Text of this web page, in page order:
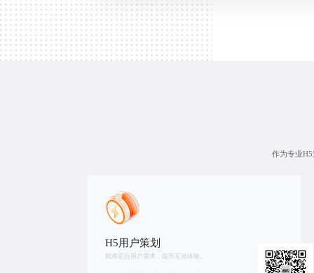
作为专业
H5用户策划
精准定位用户需求，提升互动体验。